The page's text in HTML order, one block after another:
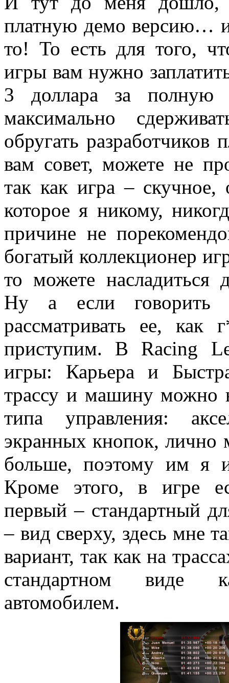
платную демо версию… и
то! То есть для того,
игры вам нужно
3 доллара за полную
максимально
обругать
вам совет, можете не
так как игра – скучное,
которое я никому,
причине не
богатый коллекционер
то можете
Ну а если говорить
рассматривать ее, как
приступим. В Racing
игры: Карьера и
трассу и машину можно
типа управления:
экранных кнопок, лично
больше, поэтому им я
Кроме этого, в игре
первый – стандартный
– вид сверху, здесь мне
вариант, так как на
стандартном виде
автомобилем.